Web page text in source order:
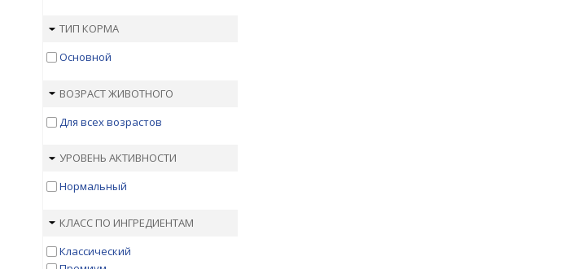
ТИП КОРМА
Основной
ВОЗРАСТ ЖИВОТНОГО
Для всех возрастов
УРОВЕНЬ АКТИВНОСТИ
Нормальный
КЛАСС ПО ИНГРЕДИЕНТАМ
Классический